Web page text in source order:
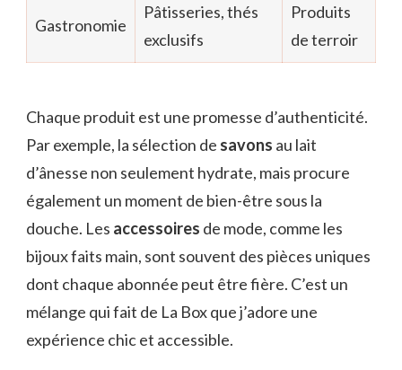
Gastronomie
Pâtisseries, thés
exclusifs
Produits
de terroir
Chaque produit est une promesse d’authenticité.
Par exemple, la sélection de savons au lait
d’ânesse non seulement hydrate, mais procure
également un moment de bien-être sous la
douche. Les accessoires de mode, comme les
bijoux faits main, sont souvent des pièces uniques
dont chaque abonnée peut être fière. C’est un
mélange qui fait de La Box que j’adore une
expérience chic et accessible.